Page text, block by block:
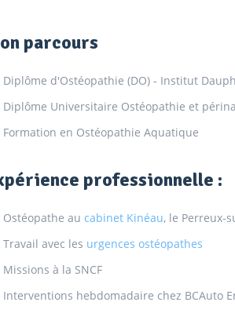
parcours
Diplôme d'Ostéopathie (DO) - Institut
Diplôme Universitaire Ostéopathie et
Formation en Ostéopathie Aquatique
professionnelle :
Ostéopathe au cabinet Kinéau, le Perreux-
Travail avec les urgences ostéopathes
Missions à la SNCF
Interventions hebdomadaire chez BCAuto